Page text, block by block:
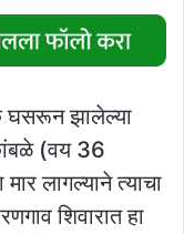
घसरून झालेल्या
(वय 36
लागल्याने त्याचा
शिवारात हा